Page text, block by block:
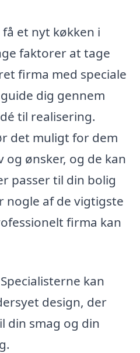
et nyt køkken i
faktorer at tage
firma med speciale
dig gennem
til realisering.
det muligt for dem
ønsker, og de kan
passer til din bolig
nogle af de vigtigste
firma kan
Specialisterne kan
design, der
din smag og din